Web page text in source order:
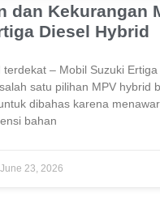
dan Kekurangan
Diesel Hybrid
terdekat – Mobil Suzuki
satu pilihan MPV hybrid
dibahas karena
bahan
June 23, 2026